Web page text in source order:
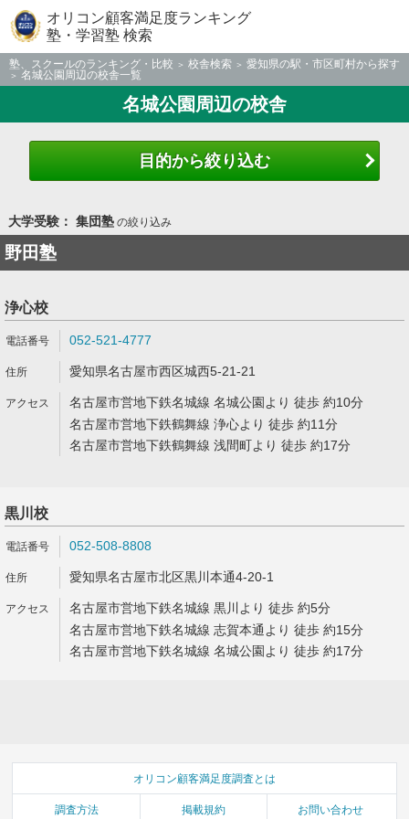
オリコン顧客満足度ランキング
塾・学習塾 検索
塾、スクールのランキング・比較 校舎検索
愛知県の駅・市区町村から探す
名城公園周辺の校舎一覧
名城公園周辺の校舎
目的から絞り込む
大学受験： 集団塾の絞り込み
野田塾
浄心校
052-521-4777
愛知県名古屋市西区城西5-21-21
名古屋市営地下鉄名城線 名城公園より 徒歩 約10分
名古屋市営地下鉄鶴舞線 浄心より 徒歩 約11分
名古屋市営地下鉄鶴舞線 浅間町より 徒歩 約17分
黒川校
052-508-8808
愛知県名古屋市北区黒川本通4-20-1
名古屋市営地下鉄名城線 黒川より 徒歩 約5分
名古屋市営地下鉄名城線 志賀本通より 徒歩 約15分
名古屋市営地下鉄名城線 名城公園より 徒歩 約17分
オリコン顧客満足度調査とは
調査方法 掲載規約 お問い合わせ